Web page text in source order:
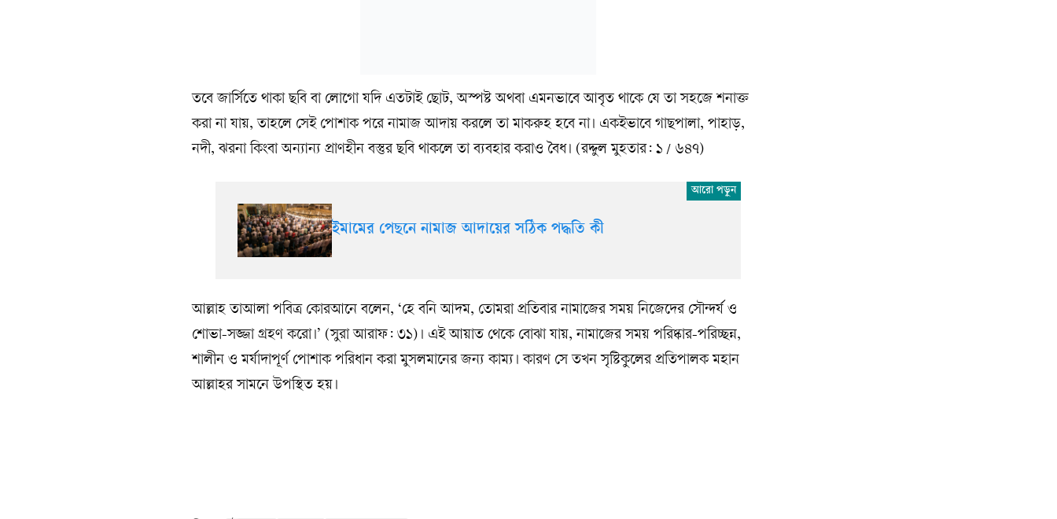
তবে জার্সিতে থাকা ছবি বা লোগো যদি এতটাই ছোট, অস্পষ্ট অথবা এমনভাবে আবৃত থাকে যে তা সহজে শনাক্ত
করা না যায়, তাহলে সেই পোশাক পরে নামাজ আদায় করলে তা মাকরুহ হবে না। একইভাবে গাছপালা, পাহাড়,
নদী, ঝরনা কিংবা অন্যান্য প্রাণহীন বস্তুর ছবি থাকলে তা ব্যবহার করাও বৈধ। (রদ্দুল মুহতার: ১ / ৬৪৭)
ইমামের পেছনে নামাজ আদায়ের সঠিক পদ্ধতি কী
আল্লাহ তাআলা পবিত্র কোরআনে বলেন, ‘হে বনি আদম, তোমরা প্রতিবার নামাজের সময় নিজেদের সৌন্দর্য ও
শোভা-সজ্জা গ্রহণ করো।’ (সুরা আরাফ: ৩১)। এই আয়াত থেকে বোঝা যায়, নামাজের সময় পরিষ্কার-পরিচ্ছন্ন,
শালীন ও মর্যাদাপূর্ণ পোশাক পরিধান করা মুসলমানের জন্য কাম্য। কারণ সে তখন সৃষ্টিকুলের প্রতিপালক মহান
আল্লাহর সামনে উপস্থিত হয়।